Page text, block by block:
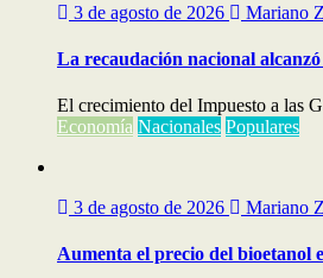
3 de agosto de 2026 Mariano Z
La recaudación nacional
El crecimiento del Impuesto a las
Economía Nacionales Populares
3 de agosto de 2026 Mariano Z
Aumenta el precio del bioetanol